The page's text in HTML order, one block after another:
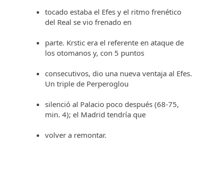
tocado estaba el Efes y el ritmo frenético
del Real se vio frenado en
parte. Krstic era el referente en ataque de
los otomanos y, con 5 puntos
consecutivos, dio una nueva ventaja al Efes.
Un triple de Perperoglou
silenció al Palacio poco después (68-75,
min. 4); el Madrid tendría que
volver a remontar.